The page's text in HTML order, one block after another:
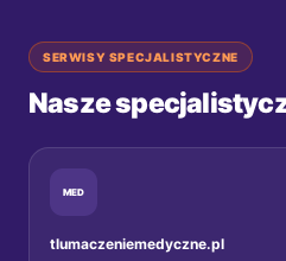
SERWISY SPECJALISTYCZNE
Nasze
MED
tlumaczeniemedyczne.pl